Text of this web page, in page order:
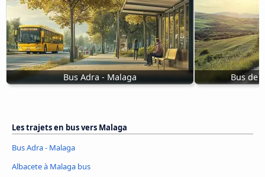
Bus Adra - Malaga Bus de
Les trajets en bus vers Malaga
Bus Adra - Malaga
Albacete à Malaga bus